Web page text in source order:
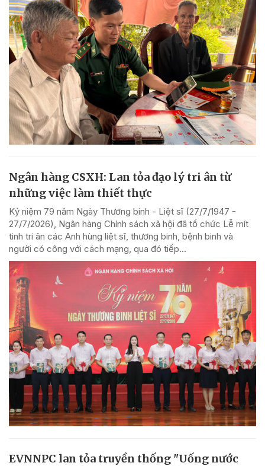
Ngân hàng CSXH: Lan tỏa đạo lý tri ân từ
những việc làm thiết thực
Kỷ niệm 79 năm Ngày Thương binh - Liệt sĩ (27/7/1947 -
27/7/2026), Ngân hàng Chính sách xã hội đã tổ chức Lễ mít
tinh tri ân các Anh hùng liệt sĩ, thương binh, bệnh binh và
người có công với cách mạng, qua đó tiếp...
EVNNPC lan tỏa truyền thống "Uống nước